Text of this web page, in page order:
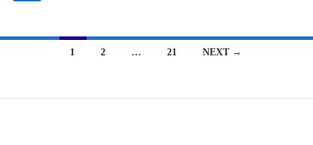
1 2 … 21 NEXT →